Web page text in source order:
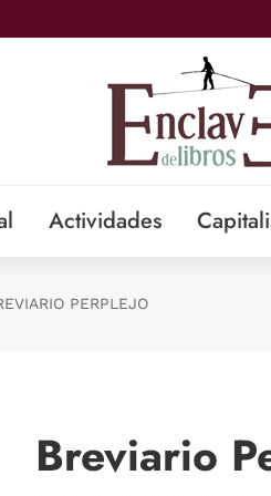
Actividades
PERPLEJO
Breviario